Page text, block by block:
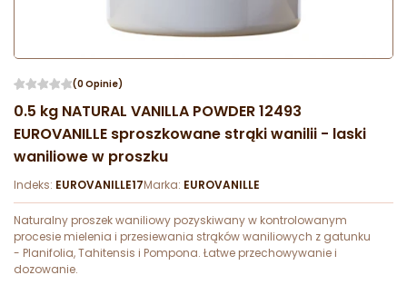
(0 Opinie)
0.5 kg NATURAL VANILLA POWDER 12493
EUROVANILLE sproszkowane strąki wanilii - laski
waniliowe w proszku
Indeks: EUROVANILLE17Marka: EUROVANILLE
Naturalny proszek waniliowy pozyskiwany w kontrolowanym
procesie mielenia i przesiewania strąków waniliowych z gatunku
- Planifolia, Tahitensis i Pompona. Łatwe przechowywanie i
dozowanie.